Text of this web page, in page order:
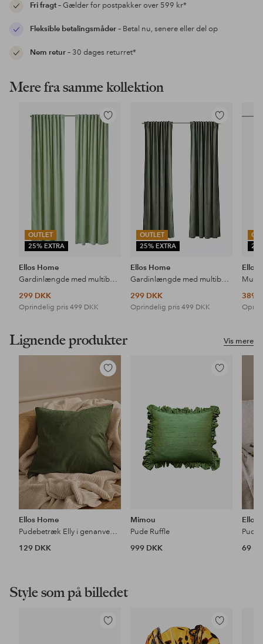
Fri fragt– Gælder for postpakker over 599 kr*
Fleksible betalingsmåder– Betal nu, senere eller del op
Nem retur– 30 dages returret*
Mere fra samme kollektion
OUTLET
25% EXTRA
Tilføj
til
favoritter
Ellos Home
Gardinlængde med multibånd Nora i velour, 2-pak
299 DKK
Oprindelig pris 499 DKK
OUTLET
25% EXTRA
Tilføj
til
Ellos Home
Gardinlængde med multibånd Nora i velour, 2-pak
299 DKK
Oprindelig pris499 DKK
Ellos
389
Vis mere
Lignende produkter
Tilføj
Ellos Home
Pudebetræk Elly i genanvendt halvlinned
129 DKK
Tilføj
Mimou
Pude Ruffle
999 DKK
Ellos
69
Style som på billedet
Tilføj
Tilføj
til